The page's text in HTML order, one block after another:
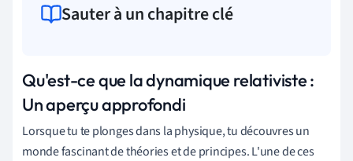
Sauter à un chapitre clé
Qu'est-ce que la dynamique relativiste :
Un aperçu approfondi
Lorsque tu te plonges dans la physique, tu découvres un
monde fascinant de théories et de principes. L'une de ces